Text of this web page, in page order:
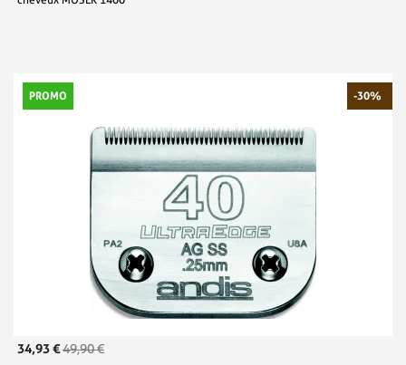
PROMO -30%
34,93 €49,90 €